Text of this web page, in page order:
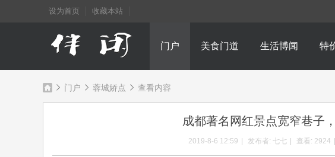
设为首页 收藏本站
门户 美食门道 生活博闻 特
门户 蓉城娇点 查看内容
成都著名网红景点宽窄巷子
2019-8-6 12:59 发布者: 七七 查看: 2924